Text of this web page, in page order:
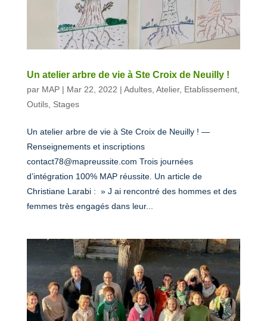
Un atelier arbre de vie à Ste Croix de Neuilly !
par MAP| Mar 22, 2022 | Adultes, Atelier, Etablissement,
Outils, Stages
Un atelier arbre de vie à Ste Croix de Neuilly ! —
Renseignements et inscriptions
contact78@mapreussite.com Trois journées
d’intégration 100% MAP réussite. Un article de
Christiane Larabi : » J ai rencontré des hommes et des
femmes très engagés dans leur...